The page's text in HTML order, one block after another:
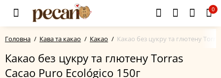
0
Головна Кава та какао Какао Какао без цукру та глютену
Какао без цукру та глютену Torras
Cacao Puro Ecológico 150г